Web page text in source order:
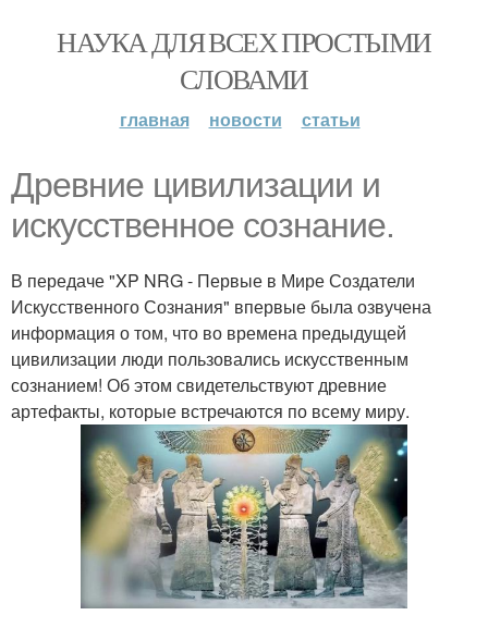
НАУКА ДЛЯ ВСЕХ ПРОСТЫМИ
СЛОВАМИ
главная новости статьи
Древние цивилизации и
искусственное сознание.
В передаче "XP NRG - Первые в Мире Создатели
Искусственного Сознания" впервые была озвучена
информация о том, что во времена предыдущей
цивилизации люди пользовались искусственным
сознанием! Об этом свидетельствуют древние
артефакты, которые встречаются по всему миру.